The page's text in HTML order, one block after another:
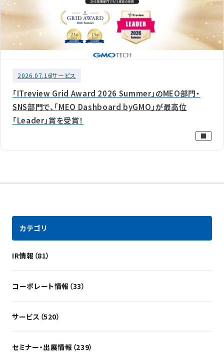
2026.07.16サービス
「ITreview Grid Award 2026 Summer」のMEO部門・
SNS部門で、「MEO Dashboard byGMO」が最高位
「Leader」賞を受賞！
カテゴリ
IR情報（81）
コーポレート情報（33）
サービス（520）
セミナー・出展情報（239）